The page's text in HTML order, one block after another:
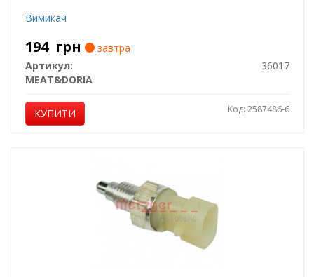
Вимикач
194 грн
завтра
Артикул:
36017
MEAT&DORIA
КУПИТИ Код: 2587486-6